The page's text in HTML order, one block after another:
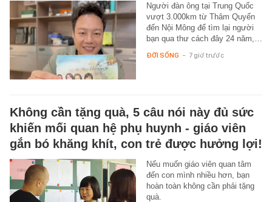
Người đàn ông tại Trung Quốc
vượt 3.000km từ Thâm Quyến
đến Nội Mông để tìm lại người
bạn qua thư cách đây 24 năm,…
ĐỜI SỐNG - 7 giờ trước
Không cần tặng quà, 5 câu nói này đủ sức
khiến mối quan hệ phụ huynh - giáo viên
gắn bó khăng khít, con trẻ được hưởng lợi!
Nếu muốn giáo viên quan tâm
đến con mình nhiều hơn, bạn
hoàn toàn không cần phải tặng
quà.